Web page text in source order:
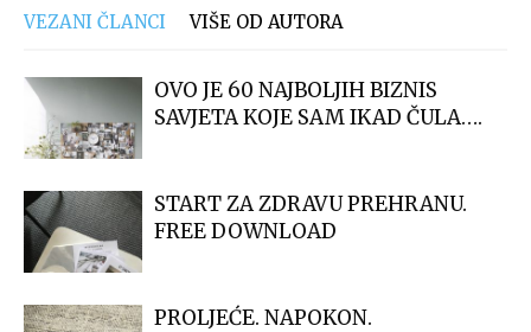
VEZANI ČLANCI VIŠE OD AUTORA
OVO JE 60 NAJBOLJIH BIZNIS
SAVJETA KOJE SAM IKAD ČULA….
START ZA ZDRAVU PREHRANU.
FREE DOWNLOAD
PROLJEĆE. NAPOKON.